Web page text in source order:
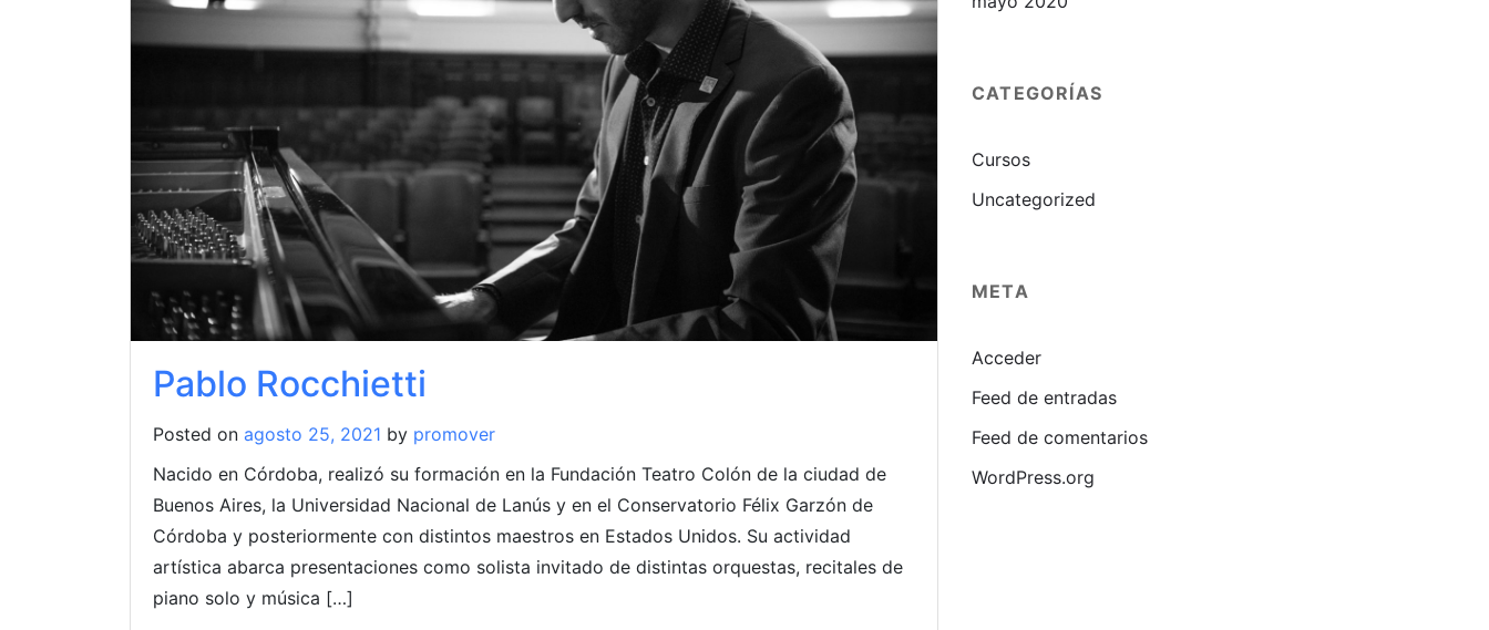
Pablo Rocchietti
Posted on agosto 25, 2021 by promover
Nacido en Córdoba, realizó su formación en la Fundación Teatro Colón de la ciudad de
Buenos Aires, la Universidad Nacional de Lanús y en el Conservatorio Félix Garzón de
Córdoba y posteriormente con distintos maestros en Estados Unidos. Su actividad
artística abarca presentaciones como solista invitado de distintas orquestas, recitales de
piano solo y música […]
CATEGORÍAS
Cursos
Uncategorized
META
Acceder
Feed de entradas
Feed de comentarios
WordPress.org